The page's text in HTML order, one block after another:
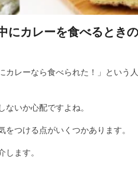
にカレーを食べるとき
カレーなら食べられた！」という
いか心配ですよね。
つける点がいくつかあります。
ます。